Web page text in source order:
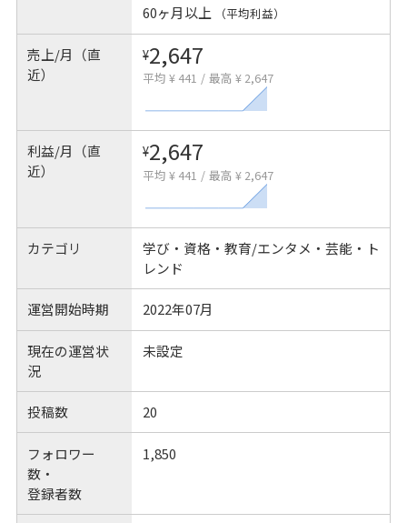
60ヶ月以上 （平均利益）
売上/月（直
近）
¥2,647
平均 ¥ 441 / 最高 ¥ 2,647
利益/月（直
近）
¥2,647
平均 ¥ 441 / 最高 ¥ 2,647
カテゴリ
学び・資格・教育/エンタメ・芸能・ト
レンド
運営開始時期 2022年07月
現在の運営状
況
未設定
投稿数 20
フォロワー
数・
登録者数
1,850